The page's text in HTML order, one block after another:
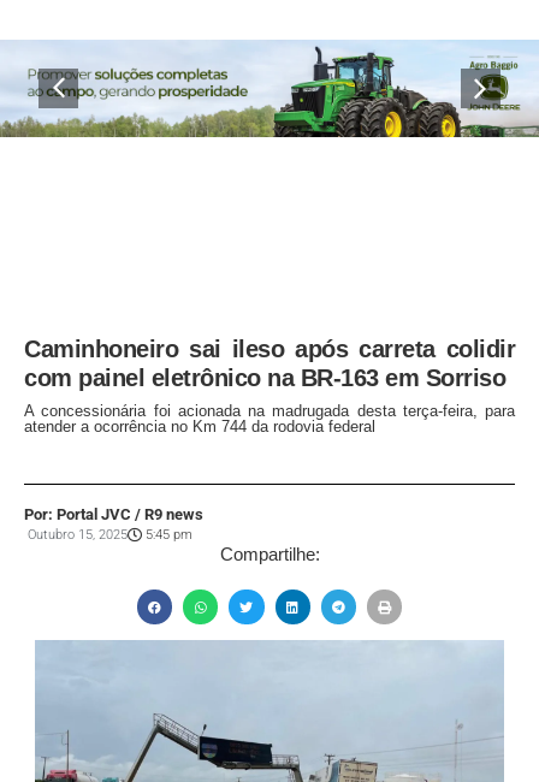
Caminhoneiro sai ileso após carreta colidir
com painel eletrônico na BR-163 em Sorriso
A concessionária foi acionada na madrugada desta terça-feira, para
atender a ocorrência no Km 744 da rodovia federal
Por: Portal JVC / R9 news
Outubro 15, 2025 5:45 pm
Compartilhe: